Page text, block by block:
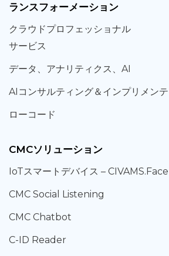
ランスフォーメーション
クラウドプロフェッショナル
サービス
データ、 アナリティクス、 AI
AIコンサルティング＆ インプリメン
ローコード
CMCソリューション
IoTスマートデバイス – CIVAMS.Face
CMC Social Listening
CMC Chatbot
C-ID Reader